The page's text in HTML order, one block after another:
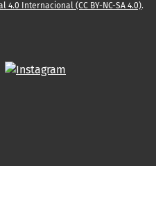
Internacional (CC BY-NC-SA 4.0).